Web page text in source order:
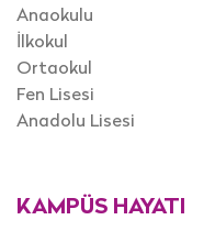
Anaokulu
İlkokul
Ortaokul
Fen Lisesi
Anadolu Lisesi
KAMPÜS HAYATI